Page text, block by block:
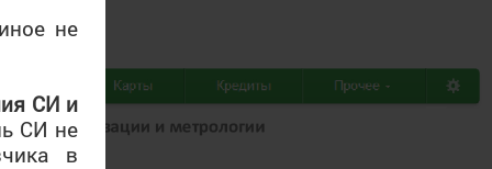
не
СИ и
СИ не
в